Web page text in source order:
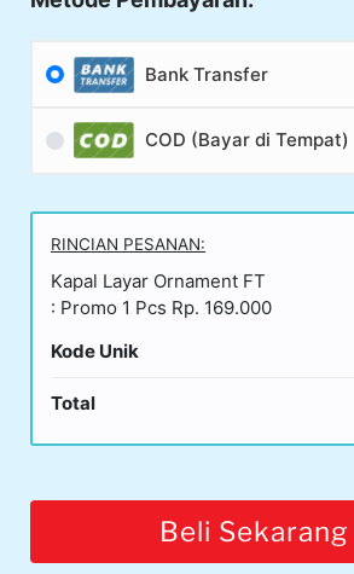
Bank Transfer
COD (Bayar di Tempat)
RINCIAN PESANAN:
Kapal Layar Ornament FT
: Promo 1 Pcs Rp. 169.000
Kode Unik
Total
Beli Sekarang